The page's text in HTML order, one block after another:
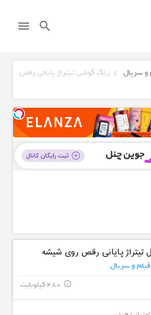
search
menu
سریال
زنگ گوشی تیتراژ پایانی رقص
تیتراژ پایانی رقص روی شیشه
و سریال
480 کیلوبایت info_outline